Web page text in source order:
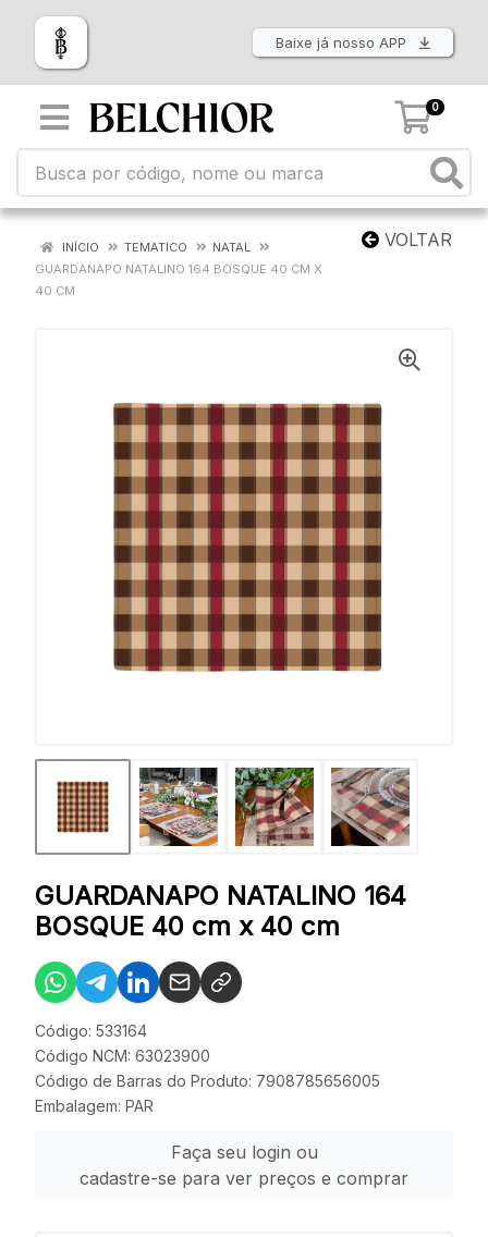
Baixe já nosso APP
0
VOLTAR
INÍCIO TEMATICO
NATAL
GUARDANAPO NATALINO 164 BOSQUE 40 CM X
40 CM
GUARDANAPO NATALINO 164
BOSQUE 40 cm x 40 cm
Código: 533164
Código NCM: 63023900
Código de Barras do Produto: 7908785656005
Embalagem: PAR
Faça seu login ou
cadastre-se para ver preços e comprar